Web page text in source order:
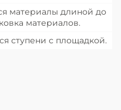
материалы длиной до
материалов.
ступени с площадкой.